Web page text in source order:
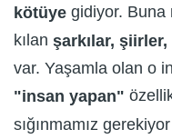
kötüye gidiyor. Buna
kılan şarkılar,
var. Yaşamla olan o
"insan yapan"
sığınmamız